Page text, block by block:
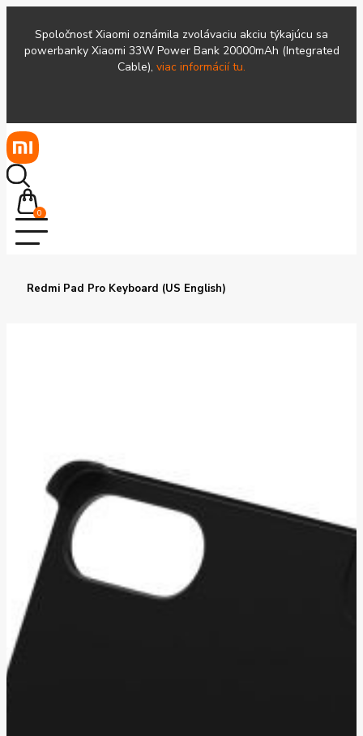
Spoločnosť Xiaomi oznámila zvolávaciu akciu týkajúcu sa
powerbanky Xiaomi 33W Power Bank 20000mAh (Integrated
Cable), viac informácií tu.
0
Redmi Pad Pro Keyboard (US English)